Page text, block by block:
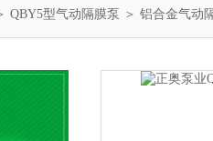
QBY5型气动隔膜泵 ＞ 铝合金气动